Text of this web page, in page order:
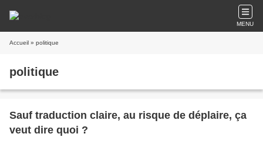
MENU
Accueil » politique
politique
Sauf traduction claire, au risque de déplaire, ça
veut dire quoi ?